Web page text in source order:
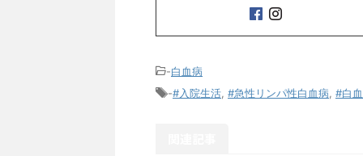
-白血病
-#入院生活 #急性リンパ性白血病 #白